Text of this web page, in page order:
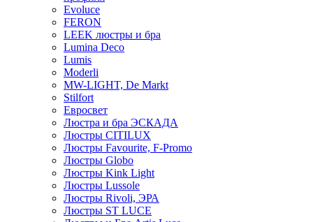
Evoluce
FERON
LEEK люстры и бра
Lumina Deco
Lumis
Moderli
MW-LIGHT, De Markt
Stilfort
Евросвет
Люстра и бра ЭСКАДА
Люстры CITILUX
Люстры Favourite, F-Promo
Люстры Globo
Люстры Kink Light
Люстры Lussole
Люстры Rivoli, ЭРА
Люстры ST LUCE